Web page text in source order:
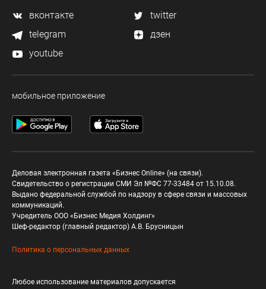
вконтакте
twitter
telegram
дзен
youtube
мобильное приложение
Деловая электронная газета «Бизнес Online» (на связи).
Свидетельство о регистрации СМИ Эл №ФС 77-33484 от 15.10.08.
Выдано федеральной службой по надзору в сфере связи и массовых
коммуникаций.
Учредитель ООО «Бизнес Медия Холдинг»
Шеф-редактор (главный редактор) А.В. Брусницын
Политика о персональных данных
Любое использование материалов допускается